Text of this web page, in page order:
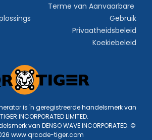
Terme van Aanvaarbare
Gebruik
Privaatheidsbeleid
Koekiebeleid
is 'n geregistreerde handelsmerk van
INCORPORATED LIMITED.
van DENSO WAVE INCORPORATED. ©
www.qrcode-tiger.com